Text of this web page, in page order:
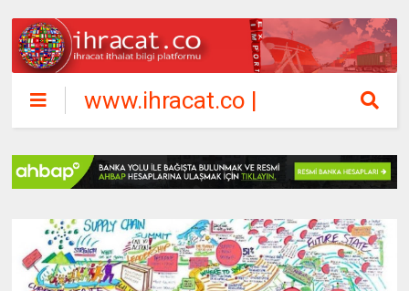
www.ihracat.co |
ihracat ithalat
bilgi platformu